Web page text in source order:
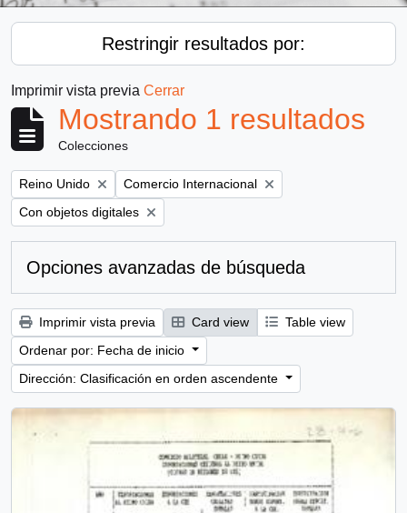
Restringir resultados por:
Imprimir vista previa Cerrar
Mostrando 1 resultados
Colecciones
Remove filter:
Reino Unido Remove filter:
Comercio Internacional
Remove filter:
Con objetos digitales
Opciones avanzadas de búsqueda
Imprimir vista previa Card view
Table view
Ordenar por: Fecha de inicio
Dirección: Clasificación en orden ascendente